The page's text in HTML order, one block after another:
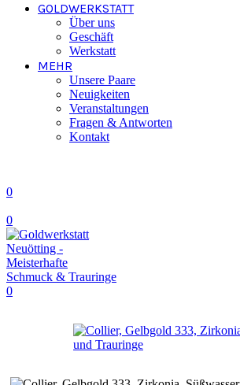
GOLDWERKSTATT
Über uns
Geschäft
Werkstatt
MEHR
Unsere Paare
Neuigkeiten
Veranstaltungen
Fragen & Antworten
Kontakt
0
0
0